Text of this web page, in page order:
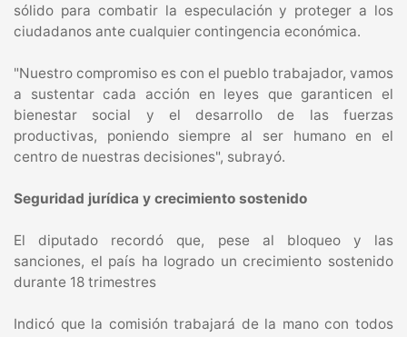
sólido para combatir la especulación y proteger a los
ciudadanos ante cualquier contingencia económica.
"Nuestro compromiso es con el pueblo trabajador, vamos
a sustentar cada acción en leyes que garanticen el
bienestar social y el desarrollo de las fuerzas
productivas, poniendo siempre al ser humano en el
centro de nuestras decisiones", subrayó.
Seguridad jurídica y crecimiento sostenido
El diputado recordó que, pese al bloqueo y las
sanciones, el país ha logrado un crecimiento sostenido
durante 18 trimestres
Indicó que la comisión trabajará de la mano con todos